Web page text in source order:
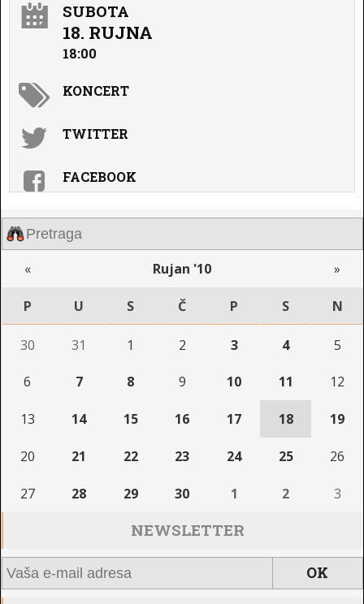
SUBOTA
18. RUJNA
18:00
KONCERT
TWITTER
FACEBOOK
« Rujan '10 »
P U S Č P S N
30 31 1 2 3 4 5
6 7 8 9 10 11 12
13 14 15 16 17 18 19
20 21 22 23 24 25 26
27 28 29 30 1 2 3
NEWSLETTER